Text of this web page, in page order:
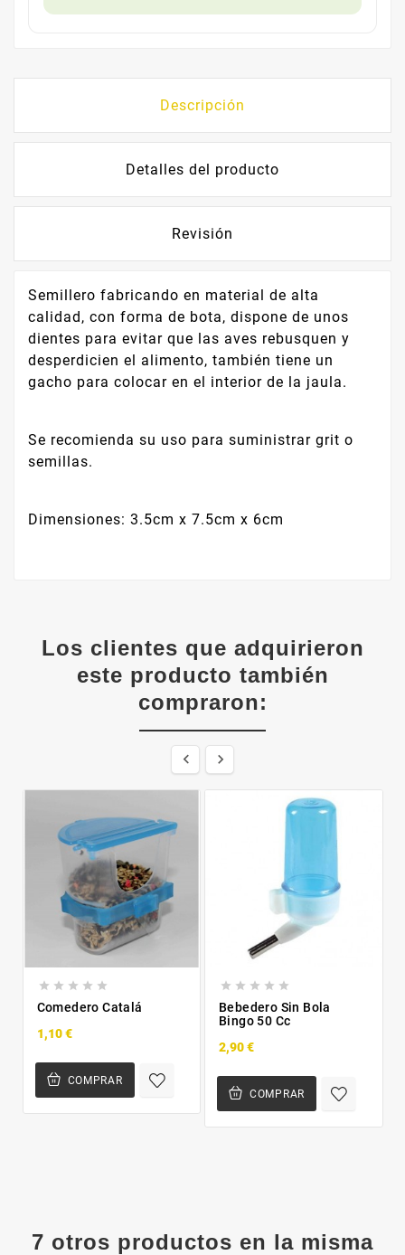
Descripción
Detalles del producto
Revisión
Semillero fabricando en material de alta
calidad, con forma de bota, dispone de unos
dientes para evitar que las aves rebusquen y
desperdicien el alimento, también tiene un
gacho para colocar en el interior de la jaula.
Se recomienda su uso para suministrar grit o
semillas.
Dimensiones: 3.5cm x 7.5cm x 6cm
Los clientes que adquirieron
este producto también
compraron:
 
    
Comedero Catalá
1,10 €
COMPRAR
    
Bebedero Sin Bola
Bingo 50 Cc
2,90 €
COMPRAR
7 otros productos en la misma